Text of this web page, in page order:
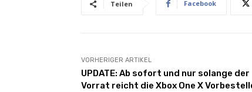
Teilen Facebook
VORHERIGER ARTIKEL
UPDATE: Ab sofort und nur solange der
Vorrat reicht die Xbox One X